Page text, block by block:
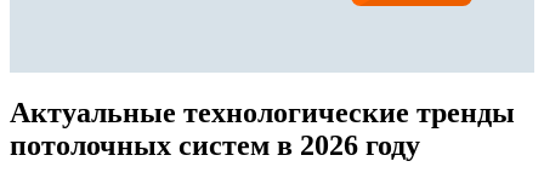
Актуальные технологические тренды
потолочных систем в 2026 году